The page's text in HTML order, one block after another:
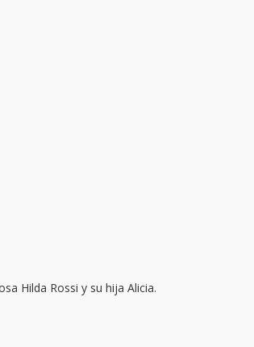
Hilda Rossi y su hija Alicia.